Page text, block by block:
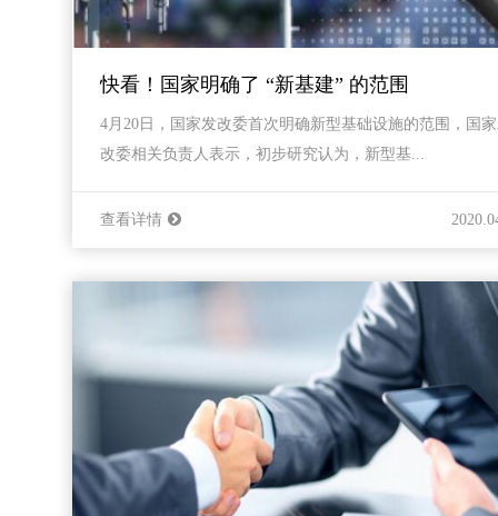
快看！国家明确了 “新基建” 的范围
4月20日，国家发改委首次明确新型基础设施的范围，国
改委相关负责人表示，初步研究认为，新型基...
查看详情